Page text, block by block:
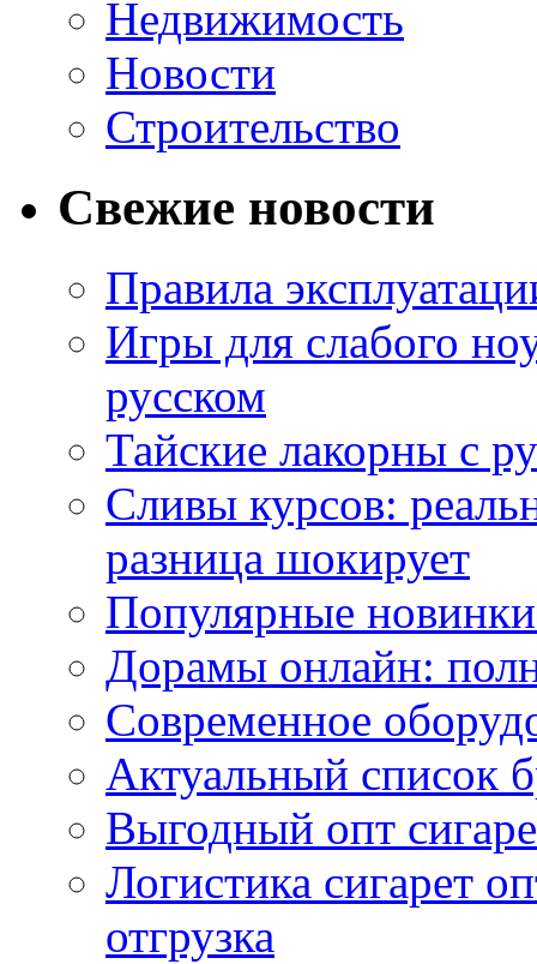
Недвижимость
Новости
Строительство
Свежие новости
Правила
Игры для слабого
русском
Тайские лакорны с
Сливы курсов:
разница шокирует
Популярные
Дорамы онлайн:
Современное
Актуальный список
Выгодный опт
Логистика сигарет
отгрузка